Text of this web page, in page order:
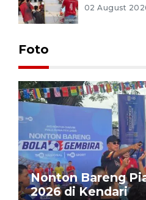
02 August
Foto
Nonton Bareng
2026 di Kendari